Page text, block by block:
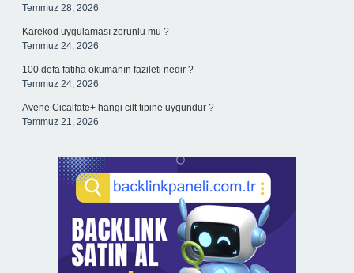
Temmuz 28, 2026
Karekod uygulaması zorunlu mu ?
Temmuz 24, 2026
100 defa fatiha okumanın fazileti nedir ?
Temmuz 24, 2026
Avene Cicalfate+ hangi cilt tipine uygundur ?
Temmuz 21, 2026